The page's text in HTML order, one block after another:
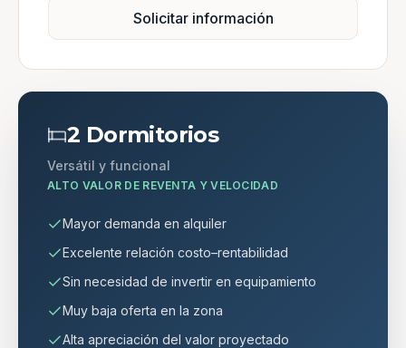
Solicitar información
2 Dormitorios
Versátil y funcional
ALTO VALOR DE REVENTA Y VELOCIDAD
Mayor demanda en alquiler
Excelente relación costo–rentabilidad
Sin necesidad de invertir en equipamiento
Muy baja oferta en la zona
Alta apreciación del valor proyectado